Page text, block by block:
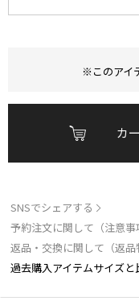
※このアイ
カ
SNSでシェアする
予約注文に関して（注意事
返品・交換に関して（返品
過去購入アイテムサイズと